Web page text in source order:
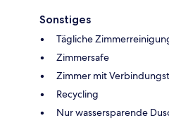
Sonstiges
Tägliche
Zimmersafe
Zimmer mit
Recycling
Nur wassersparende